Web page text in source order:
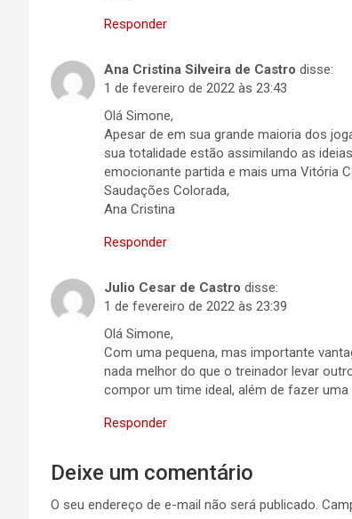
Responder
Ana Cristina Silveira de Castro disse:
1 de fevereiro de 2022 às 23:43
Olá Simone,
Apesar de em sua grande maioria dos
sua totalidade estão assimilando as
emocionante partida e mais uma Vitória
Saudações Colorada,
Ana Cristina
Responder
Julio Cesar de Castro disse:
1 de fevereiro de 2022 às 23:39
Olá Simone,
Com uma pequena, mas importante
nada melhor do que o treinador levar
compor um time ideal, além de fazer
Responder
Deixe um comentário
O seu endereço de e-mail não será publicado.